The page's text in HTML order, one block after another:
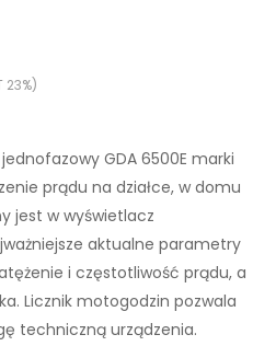
GDA 6500E marki
prądu na działce, w domu
jest w wyświetlacz
aktualne parametry
i częstotliwość prądu, a
Licznik motogodzin pozwala
techniczną urządzenia.